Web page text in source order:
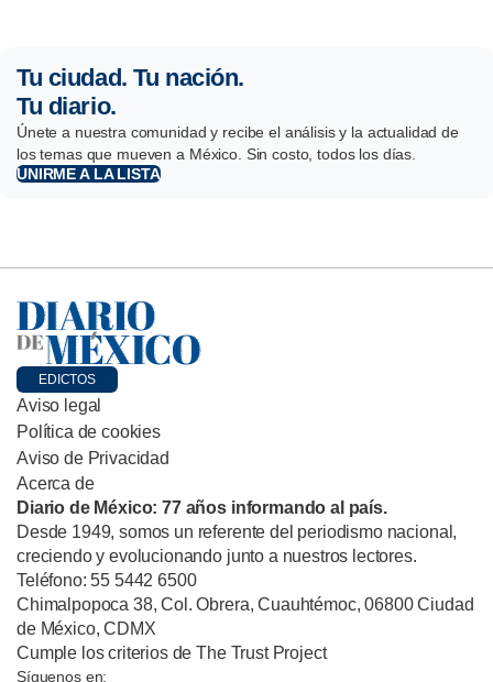
Tu ciudad. Tu nación.
Tu diario.
Únete a nuestra comunidad y recibe el análisis y la actualidad de
los temas que mueven a México. Sin costo, todos los días.
UNIRME A LA LISTA
EDICTOS
Aviso legal
Política de cookies
Aviso de Privacidad
Acerca de
Diario de México: 77 años informando al país.
Desde 1949, somos un referente del periodismo nacional,
creciendo y evolucionando junto a nuestros lectores.
Teléfono: 55 5442 6500
Chimalpopoca 38, Col. Obrera, Cuauhtémoc, 06800 Ciudad
de México, CDMX
Cumple los criterios de The Trust Project
Síguenos en: